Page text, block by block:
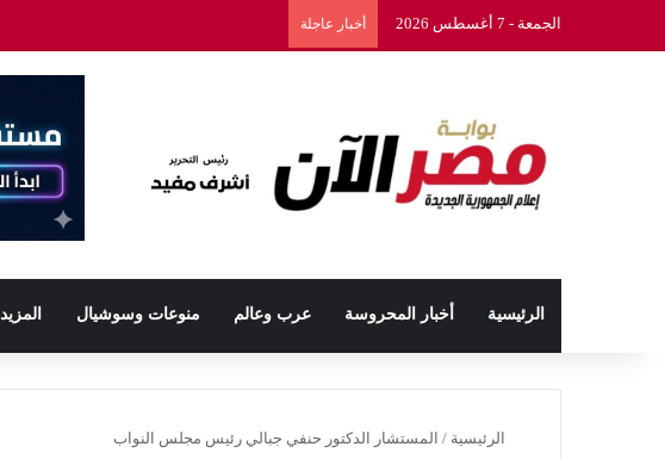
الجمعة - 7 أغسطس 2026 أخبار عاجلة
الرئيسية أخبار المحروسة عرب وعالم منوعات وسوشيال المزيد
الرئيسية / المستشار الدكتور حنفي جبالي رئيس مجلس النواب